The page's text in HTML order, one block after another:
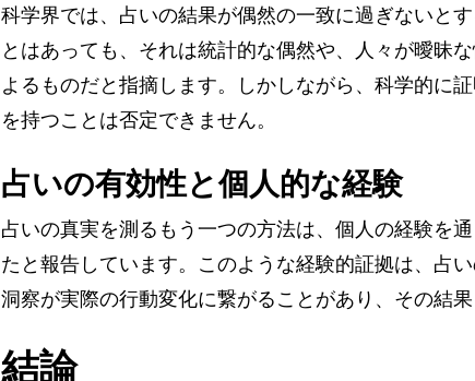
科学界では、占いの結果が偶然の一致に過ぎないと
とはあっても、それは統計的な偶然や、人々が曖昧
よるものだと指摘します。しかしながら、科学的に
を持つことは否定できません。
占いの有効性と個人的な経験
占いの真実を測るもう一つの方法は、個人の経験を
たと報告しています。このような経験的証拠は、占
洞察が実際の行動変化に繋がることがあり、その結
結論